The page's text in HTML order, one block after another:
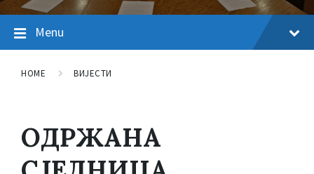
Menu
HOME ВИЈЕСТИ
ОДРЖАНА